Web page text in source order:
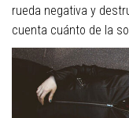
rueda negativa y
cuenta cuánto de la